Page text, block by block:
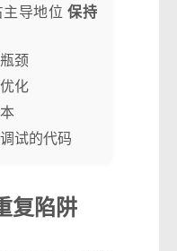
主导地位保持
颈
化
试的代码
复陷阱